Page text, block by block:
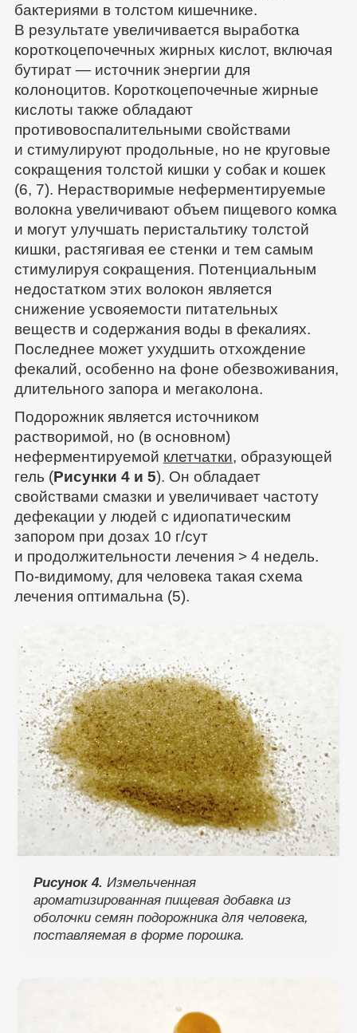
бактериями в толстом кишечнике.
В результате увеличивается выработка
короткоцепочечных жирных кислот, включая
бутират — источник энергии для
колоноцитов. Короткоцепочечные жирные
кислоты также обладают
противовоспалительными свойствами
и стимулируют продольные, но не круговые
сокращения толстой кишки у собак и кошек
(6, 7). Нерастворимые неферментируемые
волокна увеличивают объем пищевого комка
и могут улучшать перистальтику толстой
кишки, растягивая ее стенки и тем самым
стимулируя сокращения. Потенциальным
недостатком этих волокон является
снижение усвояемости питательных
веществ и содержания воды в фекалиях.
Последнее может ухудшить отхождение
фекалий, особенно на фоне обезвоживания,
длительного запора и мегаколона.
Подорожник является источником
растворимой, но (в основном)
неферментируемой клетчатки, образующей
гель (Рисунки 4 и 5). Он обладает
свойствами смазки и увеличивает частоту
дефекации у людей с идиопатическим
запором при дозах 10 г/сут
и продолжительности лечения > 4 недель.
По-видимому, для человека такая схема
лечения оптимальна (5).
Рисунок 4. Измельченная
ароматизированная пищевая добавка из
оболочки семян подорожника для человека,
поставляемая в форме порошка.